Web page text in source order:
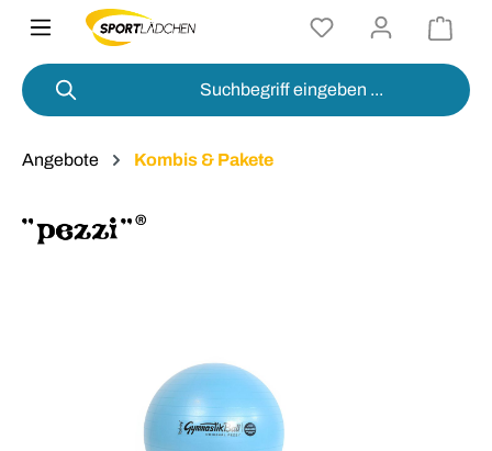
springen
Angebote Kombis & Pakete